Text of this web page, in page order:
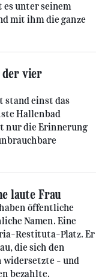
unter seinem
mit ihm die ganze
der vier
stand einst das
Hallenbad
nur die Erinnerung
laute Frau
öffentliche
Namen. Eine
Restituta-Platz. Er
die sich den
– und
bezahlte.